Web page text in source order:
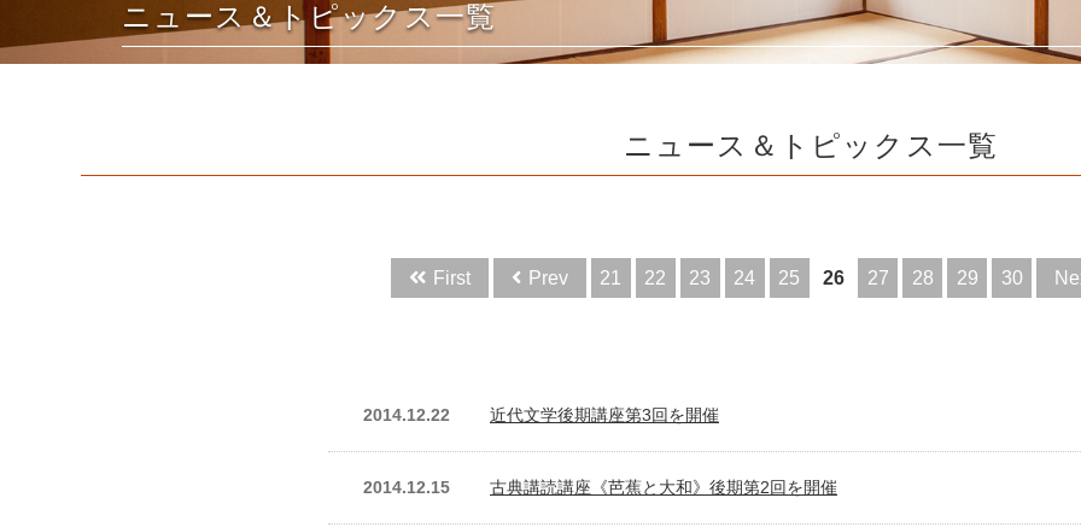
ニュース＆トピックス一覧
ニュース＆トピックス一覧
First Prev 21 22 23 24 25 26 27 28 29 30
2014.12.22 近代文学後期講座第3回を開催
2014.12.15 古典講読講座《芭蕉と大和》後期第2回を開催